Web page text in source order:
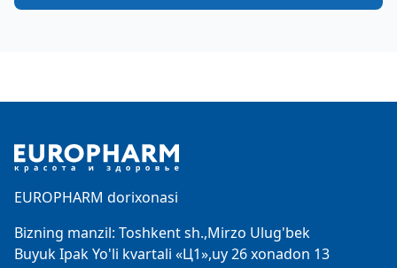
EUROPHARM dorixonasi
Bizning manzil: Toshkent sh.,Mirzo Ulug'bek
Buyuk Ipak Yo'li kvartali «Ц1»,uy 26 xonadon 13